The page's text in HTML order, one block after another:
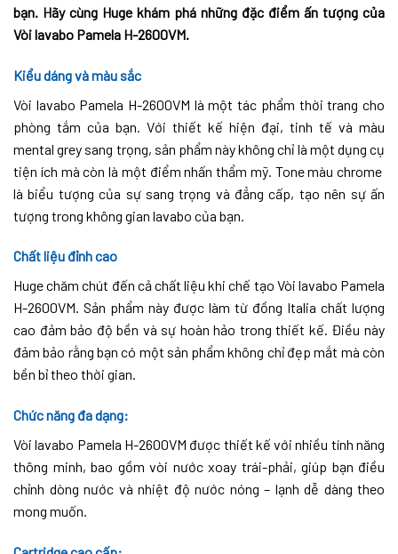
bạn. Hãy cùng Huge khám phá những đặc điểm ấn tượng của
Vòi lavabo Pamela H-2600VM.
Kiểu dáng và màu sắc
Vòi lavabo Pamela H-2600VM là một tác phẩm thời trang cho
phòng tắm của bạn. Với thiết kế hiện đại, tinh tế và màu
mental grey sang trọng, sản phẩm này không chỉ là một dụng cụ
tiện ích mà còn là một điểm nhấn thẩm mỹ. Tone màu chrome
là biểu tượng của sự sang trọng và đẳng cấp, tạo nên sự ấn
tượng trong không gian lavabo của bạn.
Chất liệu đỉnh cao
Huge chăm chút đến cả chất liệu khi chế tạo Vòi lavabo Pamela
H-2600VM. Sản phẩm này được làm từ đồng Italia chất lượng
cao đảm bảo độ bền và sự hoàn hảo trong thiết kế. Điều này
đảm bảo rằng bạn có một sản phẩm không chỉ đẹp mắt mà còn
bền bỉ theo thời gian.
Chức năng đa dạng:
Vòi lavabo Pamela H-2600VM được thiết kế với nhiều tính năng
thông minh, bao gồm vòi nước xoay trái-phải, giúp bạn điều
chỉnh dòng nước và nhiệt độ nước nóng – lạnh dễ dàng theo
mong muốn.